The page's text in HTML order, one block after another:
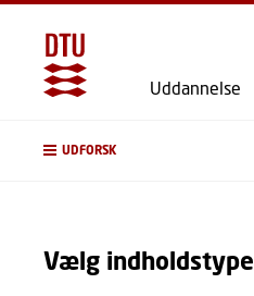
Uddannelse
UDFORSK
Vælg indholdstype